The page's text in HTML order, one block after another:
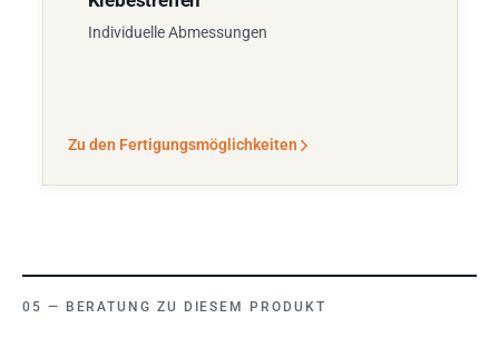
Individuelle Abmessungen
Zu den Fertigungsmöglichkeiten
BERATUNG ZU DIESEM PRODUKT